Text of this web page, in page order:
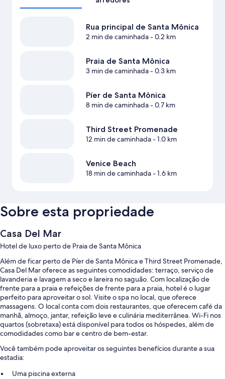
Rua principal de Santa Mônica
2 min de caminhada- 0.2 km
Praia de Santa Mônica
3 min de caminhada- 0.3 km
Píer de Santa Mônica
8 min de caminhada- 0.7 km
Third Street Promenade
12 min de caminhada- 1.0 km
Venice Beach
18 min de caminhada- 1.6 km
Sobre esta propriedade
Casa Del Mar
Hotel de luxo perto de Praia de Santa Mônica
Além de ficar perto de Píer de Santa Mônica e Third Street Promenade,
Casa Del Mar oferece as seguintes comodidades: terraço, serviço de
lavanderia e lavagem a seco e lareira no saguão. Com localização de
frente para a praia e refeições de frente para a praia, hotel é o lugar
perfeito para aproveitar o sol. Visite o spa no local, que oferece
massagens. O local conta com dois restaurantes, que oferecem café da
manhã, almoço, jantar, refeição leve e culinária mediterrânea. Wi-Fi nos
quartos (sobretaxa) está disponível para todos os hóspedes, além de
comodidades como bar e centro de bem-estar.
Você também pode aproveitar os seguintes benefícios durante a sua
estadia:
Uma piscina externa